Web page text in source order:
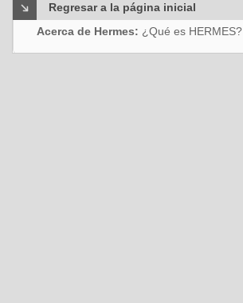
Regresar a la página inicial
Acerca de Hermes: ¿Qué es HERMES?